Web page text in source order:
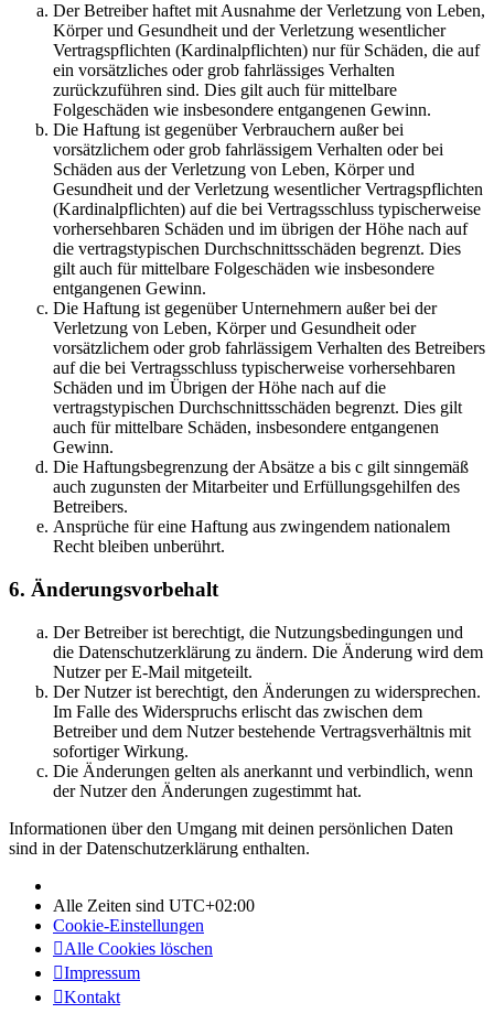
Der Betreiber haftet mit Ausnahme der Verletzung von Leben,
Körper und Gesundheit und der Verletzung wesentlicher
Vertragspflichten (Kardinalpflichten) nur für Schäden, die auf
ein vorsätzliches oder grob fahrlässiges Verhalten
zurückzuführen sind. Dies gilt auch für mittelbare
Folgeschäden wie insbesondere entgangenen Gewinn.
Die Haftung ist gegenüber Verbrauchern außer bei
vorsätzlichem oder grob fahrlässigem Verhalten oder bei
Schäden aus der Verletzung von Leben, Körper und
Gesundheit und der Verletzung wesentlicher Vertragspflichten
(Kardinalpflichten) auf die bei Vertragsschluss typischerweise
vorhersehbaren Schäden und im übrigen der Höhe nach auf
die vertragstypischen Durchschnittsschäden begrenzt. Dies
gilt auch für mittelbare Folgeschäden wie insbesondere
entgangenen Gewinn.
Die Haftung ist gegenüber Unternehmern außer bei der
Verletzung von Leben, Körper und Gesundheit oder
vorsätzlichem oder grob fahrlässigem Verhalten des Betreibers
auf die bei Vertragsschluss typischerweise vorhersehbaren
Schäden und im Übrigen der Höhe nach auf die
vertragstypischen Durchschnittsschäden begrenzt. Dies gilt
auch für mittelbare Schäden, insbesondere entgangenen
Gewinn.
Die Haftungsbegrenzung der Absätze a bis c gilt sinngemäß
auch zugunsten der Mitarbeiter und Erfüllungsgehilfen des
Betreibers.
Ansprüche für eine Haftung aus zwingendem nationalem
Recht bleiben unberührt.
6. Änderungsvorbehalt
Der Betreiber ist berechtigt, die Nutzungsbedingungen und
die Datenschutzerklärung zu ändern. Die Änderung wird dem
Nutzer per E-Mail mitgeteilt.
Der Nutzer ist berechtigt, den Änderungen zu widersprechen.
Im Falle des Widerspruchs erlischt das zwischen dem
Betreiber und dem Nutzer bestehende Vertragsverhältnis mit
sofortiger Wirkung.
Die Änderungen gelten als anerkannt und verbindlich, wenn
der Nutzer den Änderungen zugestimmt hat.
Informationen über den Umgang mit deinen persönlichen Daten
sind in der Datenschutzerklärung enthalten.
Alle Zeiten sind UTC+02:00
Cookie-Einstellungen
Alle Cookies löschen
Impressum
Kontakt